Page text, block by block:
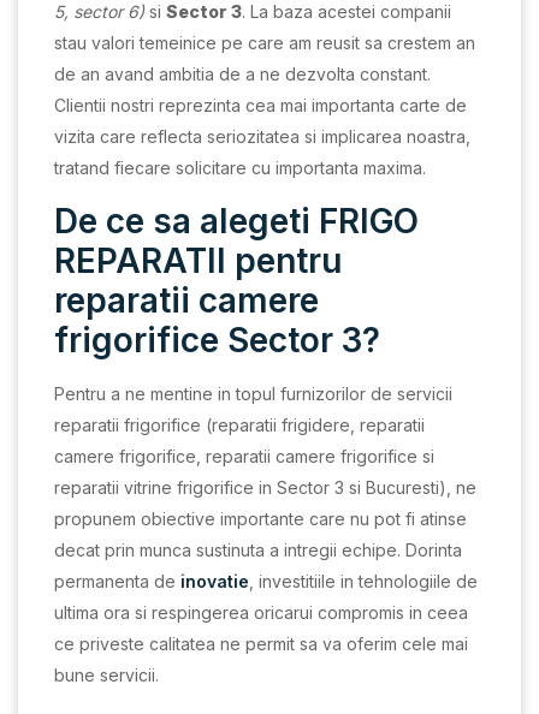
5, sector 6)si Sector 3. La baza acestei companii
stau valori temeinice pe care am reusit sa crestem an
de an avand ambitia de a ne dezvolta constant.
Clientii nostri reprezinta cea mai importanta carte de
vizita care reflecta seriozitatea si implicarea noastra,
tratand fiecare solicitare cu importanta maxima.
De ce sa alegeti FRIGO
REPARATII pentru
reparatii camere
frigorifice Sector 3?
Pentru a ne mentine in topul furnizorilor de servicii
reparatii frigorifice (reparatii frigidere, reparatii
camere frigorifice, reparatii camere frigorifice si
reparatii vitrine frigorifice in Sector 3 si Bucuresti), ne
propunem obiective importante care nu pot fi atinse
decat prin munca sustinuta a intregii echipe. Dorinta
permanenta de inovatie , investitiile in tehnologiile de
ultima ora si respingerea oricarui compromis in ceea
ce priveste calitatea ne permit sa va oferim cele mai
bune servicii.